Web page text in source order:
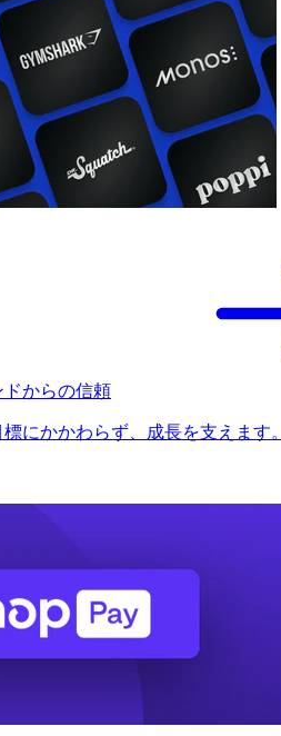
からの信頼
にかかわらず、成長を支えます。